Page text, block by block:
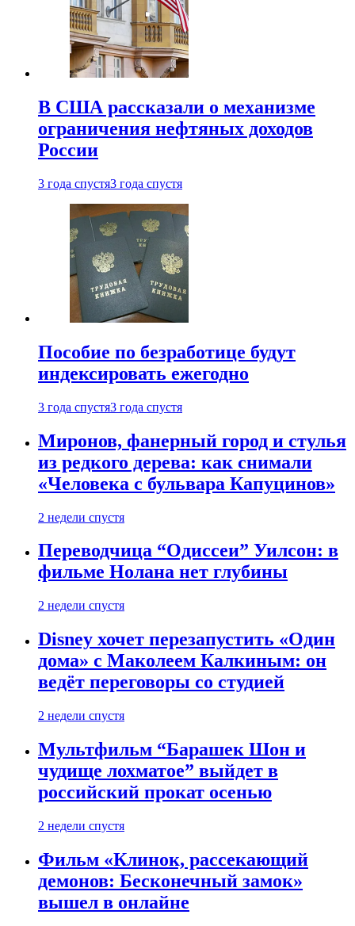
В США рассказали о механизме
ограничения нефтяных доходов
России
3 года спустя3 года спустя
Пособие по безработице будут
индексировать ежегодно
3 года спустя3 года спустя
Миронов, фанерный город и стулья
из редкого дерева: как снимали
«Человека с бульвара Капуцинов»
2 недели спустя
Переводчица “Одиссеи” Уилсон: в
фильме Нолана нет глубины
2 недели спустя
Disney хочет перезапустить «Один
дома» с Маколеем Калкиным: он
ведёт переговоры со студией
2 недели спустя
Мультфильм “Барашек Шон и
чудище лохматое” выйдет в
российский прокат осенью
2 недели спустя
Фильм «Клинок, рассекающий
демонов: Бесконечный замок»
вышел в онлайне